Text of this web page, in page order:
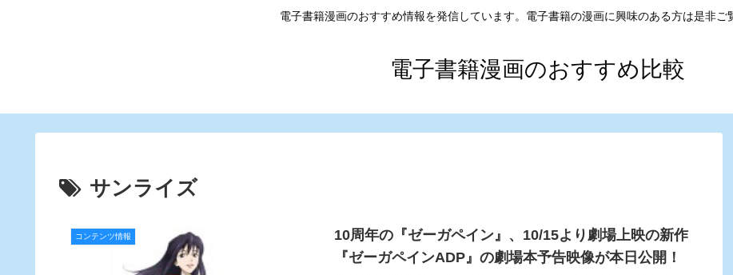
電子書籍漫画のおすすめ情報を発信しています。電子書籍の漫画に興味のある方は是非ご
電子書籍漫画のおすすめ比較
サンライズ
コンテンツ情報
10周年の『ゼーガペイン』、10/15より劇場上映の新作
『ゼーガペインADP』の劇場本予告映像が本日公開！